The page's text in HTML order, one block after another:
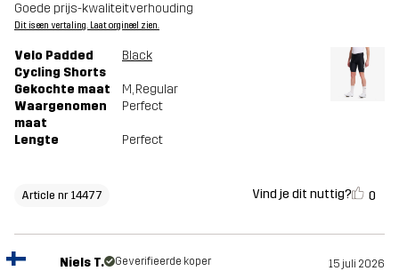
Goede prijs-kwaliteitverhouding
Dit is een vertaling. Laat orgineel zien.
Velo Padded
Cycling Shorts
Black
Gekochte maat M, Regular
Waargenomen
maat
Perfect
Lengte Perfect
Article nr 14477 Vind je dit nuttig? 0
Niels T. Geverifieerde koper 15 juli 2026